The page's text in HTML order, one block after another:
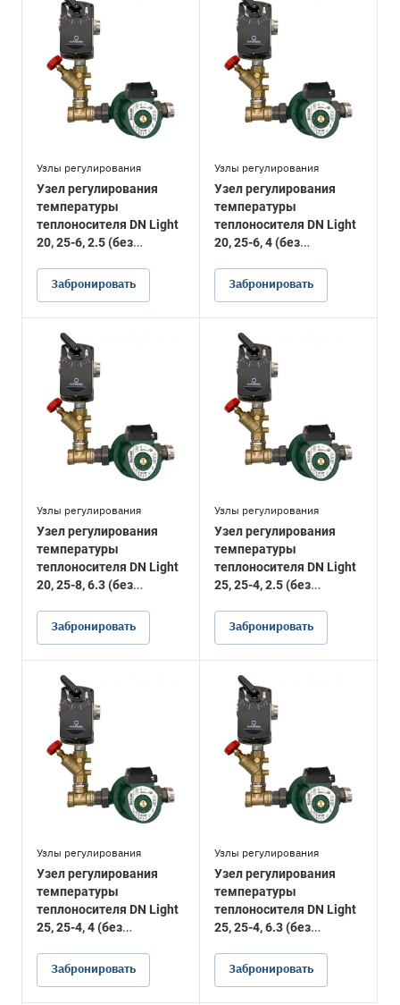
Узлы регулирования
Узел регулирования
температуры
теплоносителя DN Light
20, 25-6, 2.5 (без
Забронировать
Узлы регулирования
Узел регулирования
температуры
теплоносителя DN Light
20, 25-6, 4 (без
Забронировать
Узлы регулирования
Узел регулирования
температуры
теплоносителя DN Light
20, 25-8, 6.3 (без
Забронировать
Узлы регулирования
Узел регулирования
температуры
теплоносителя DN Light
25, 25-4, 2.5 (без
Забронировать
Узлы регулирования
Узел регулирования
температуры
теплоносителя DN Light
25, 25-4, 4 (без
Забронировать
Узлы регулирования
Узел регулирования
температуры
теплоносителя DN Light
25, 25-4, 6.3 (без
Забронировать